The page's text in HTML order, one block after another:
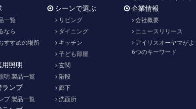
一覧
なら
すすめの場所
用照明
明 製品一覧
ランプ
プ 製品一覧
シーンで選ぶ
リビング
ダイニング
キッチン
子ども部屋
玄関
階段
廊下
洗面所
企業情報
会社概要
ニュースリリース
アイリスオーヤマがよ
6つのキーワード